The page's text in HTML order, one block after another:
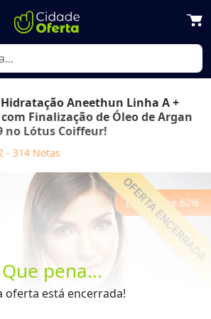
Que pena...
oferta está encerrada!
Aneethun Linha A +
Finalização de Óleo de Argan
no Lótus Coiffeur!
- 314 Notas
Economize 62%